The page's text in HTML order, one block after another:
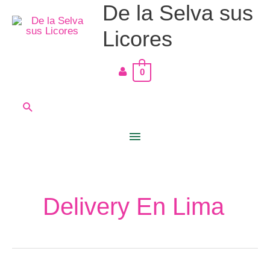
De la Selva sus
Licores
Menú
principal
Buscar
0
Delivery En Lima